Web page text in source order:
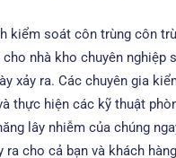
kiểm soát côn trùng côn
cho nhà kho chuyên nghiệp
xảy ra. Các chuyên gia
thực hiện các kỹ thuật
lây nhiễm của chúng
ra cho cả bạn và khách